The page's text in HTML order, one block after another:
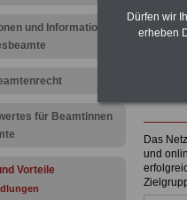
und Informationen
für Beamtinnen
Vorteile
25813
Das
und
Dürfen wir
erheben